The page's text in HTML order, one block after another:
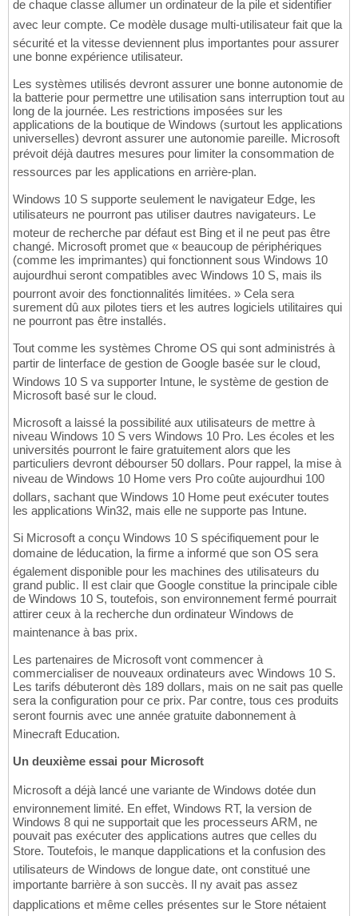
de chaque classe allumer un ordinateur de la pile et sidentifier
avec leur compte. Ce modèle dusage multi-utilisateur fait que la
sécurité et la vitesse deviennent plus importantes pour assurer
une bonne expérience utilisateur.
Les systèmes utilisés devront assurer une bonne autonomie de
la batterie pour permettre une utilisation sans interruption tout au
long de la journée. Les restrictions imposées sur les
applications de la boutique de Windows (surtout les applications
universelles) devront assurer une autonomie pareille. Microsoft
prévoit déjà dautres mesures pour limiter la consommation de
ressources par les applications en arrière-plan.
Windows 10 S supporte seulement le navigateur Edge, les
utilisateurs ne pourront pas utiliser dautres navigateurs. Le
moteur de recherche par défaut est Bing et il ne peut pas être
changé. Microsoft promet que « beaucoup de périphériques
(comme les imprimantes) qui fonctionnent sous Windows 10
aujourdhui seront compatibles avec Windows 10 S, mais ils
pourront avoir des fonctionnalités limitées. » Cela sera
surement dû aux pilotes tiers et les autres logiciels utilitaires qui
ne pourront pas être installés.
Tout comme les systèmes Chrome OS qui sont administrés à
partir de linterface de gestion de Google basée sur le cloud,
Windows 10 S va supporter Intune, le système de gestion de
Microsoft basé sur le cloud.
Microsoft a laissé la possibilité aux utilisateurs de mettre à
niveau Windows 10 S vers Windows 10 Pro. Les écoles et les
universités pourront le faire gratuitement alors que les
particuliers devront débourser 50 dollars. Pour rappel, la mise à
niveau de Windows 10 Home vers Pro coûte aujourdhui 100
dollars, sachant que Windows 10 Home peut exécuter toutes
les applications Win32, mais elle ne supporte pas Intune.
Si Microsoft a conçu Windows 10 S spécifiquement pour le
domaine de léducation, la firme a informé que son OS sera
également disponible pour les machines des utilisateurs du
grand public. Il est clair que Google constitue la principale cible
de Windows 10 S, toutefois, son environnement fermé pourrait
attirer ceux à la recherche dun ordinateur Windows de
maintenance à bas prix.
Les partenaires de Microsoft vont commencer à
commercialiser de nouveaux ordinateurs avec Windows 10 S.
Les tarifs débuteront dès 189 dollars, mais on ne sait pas quelle
sera la configuration pour ce prix. Par contre, tous ces produits
seront fournis avec une année gratuite dabonnement à
Minecraft Education.
Un deuxième essai pour Microsoft
Microsoft a déjà lancé une variante de Windows dotée dun
environnement limité. En effet, Windows RT, la version de
Windows 8 qui ne supportait que les processeurs ARM, ne
pouvait pas exécuter des applications autres que celles du
Store. Toutefois, le manque dapplications et la confusion des
utilisateurs de Windows de longue date, ont constitué une
importante barrière à son succès. Il ny avait pas assez
dapplications et même celles présentes sur le Store nétaient